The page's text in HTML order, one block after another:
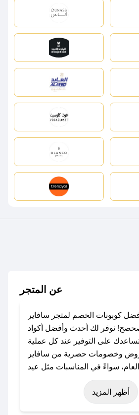
عن المتجر
كوبونات الخصم لمتجر سافاير
نوفر لك أحدث وأفضل أكواد
على التوفير عند كل عملية
وخصومات حصرية من سافاير
سواءً في المناسبات مثل عيد
الجمعة البيضاء (شهر نوفمبر)،
يوم التأسيس، أو حتى عروض
أظهر المزيد